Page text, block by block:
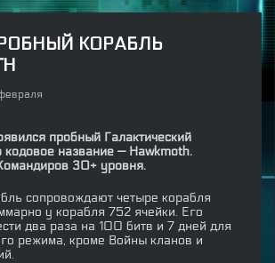
КОРАБЛЬ
пробный Галактический
кодовое название — Hawkmoth.
30+ уровня.
сопровождают четыре корабля
у корабля 752 ячейки. Его
два раза на 100 битв и 7 дней для
режима, кроме Войны кланов и